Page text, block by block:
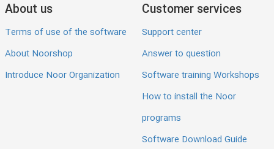
About us
Terms of use of the software
About Noorshop
Introduce Noor Organization
Customer services
Support center
Answer to question
Software training Workshops
How to install the Noor
programs
Software Download Guide